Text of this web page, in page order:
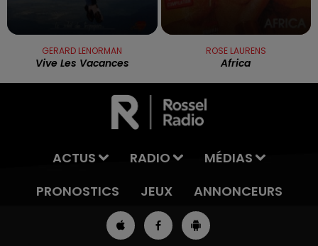
GERARD LENORMAN
Vive Les Vacances
ROSE LAURENS
Africa
ACTUS RADIO
MÉDIAS
PRONOSTICS
JEUX ANNONCEURS